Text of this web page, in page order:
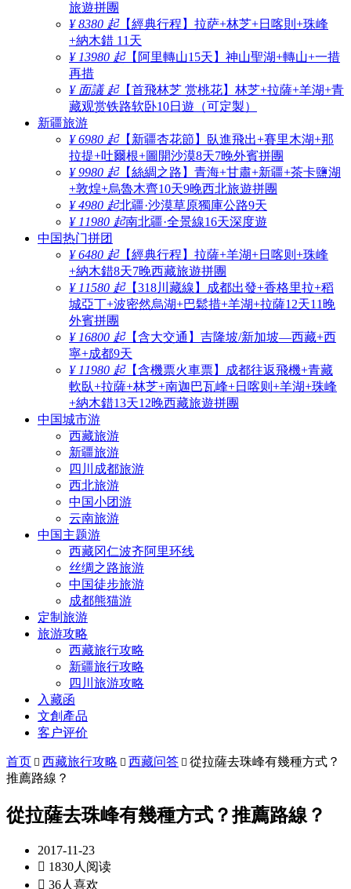
旅遊拼團
¥ 8380 起【經典行程】拉萨+林芝+日喀則+珠峰
+納木錯 11天
¥ 13980 起【阿里轉山15天】神山聖湖+轉山+一措
再措
¥ 面議 起【首飛林芝 赏桃花】林芝+拉薩+羊湖+青
藏观赏铁路软卧10日遊（可定製）
新疆旅游
¥ 6980 起【新疆杏花節】臥進飛出+賽里木湖+那
拉提+吐爾根+圖開沙漠8天7晚外賓拼團
¥ 9980 起【絲綢之路】青海+甘肅+新疆+茶卡鹽湖
+敦煌+烏魯木齊10天9晚西北旅遊拼團
¥ 4980 起北疆·沙漠草原獨庫公路9天
¥ 11980 起南北疆·全景線16天深度遊
中国热门拼团
¥ 6480 起【經典行程】拉薩+羊湖+日喀则+珠峰
+納木錯8天7晚西藏旅遊拼團
¥ 11580 起【318川藏線】成都出發+香格里拉+稻
城亞丁+波密然烏湖+巴鬆措+羊湖+拉薩12天11晚
外賓拼團
¥ 16800 起【含大交通】吉隆坡/新加坡—西藏+西
寧+成都9天
¥ 11980 起【含機票火車票】成都往返飛機+青藏
軟臥+拉薩+林芝+南迦巴瓦峰+日喀则+羊湖+珠峰
+納木錯13天12晚西藏旅遊拼團
中国城市游
西藏旅游
新疆旅游
四川成都旅游
西北旅游
中国小团游
云南旅游
中国主题游
西藏冈仁波齐阿里环线
丝绸之路旅游
中国徒步旅游
成都熊猫游
定制旅游
旅游攻略
西藏旅行攻略
新疆旅行攻略
四川旅游攻略
入藏函
文創產品
客户评价
首页  西藏旅行攻略  西藏问答  從拉薩去珠峰有幾種方式？
推薦路線？
從拉薩去珠峰有幾種方式？推薦路線？
2017-11-23
 1830人阅读
 36人喜欢